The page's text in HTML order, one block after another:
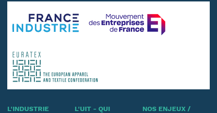
L'INDUSTRIE
L'UIT - QUI
NOS ENJEUX /